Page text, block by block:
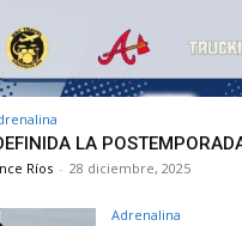
LA
Ríos - 28 diciembre, 2025
Adrenalina